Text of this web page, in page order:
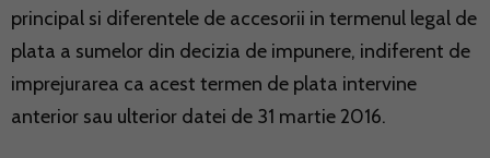
principal si diferentele de accesorii in termenul legal de
plata a sumelor din decizia de impunere, indiferent de
imprejurarea ca acest termen de plata intervine
anterior sau ulterior datei de 31 martie 2016.